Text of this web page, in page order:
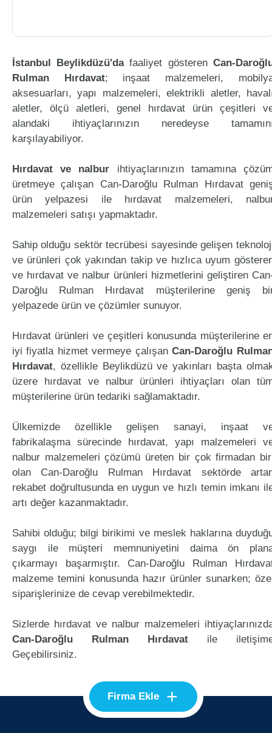
İstanbul Beylikdüzü'dafaaliyet gösteren Can-
Rulman Hırdavat; inşaat malzemeleri,
aksesuarları, yapı malzemeleri, elektrikli aletler,
aletler, ölçü aletleri, genel hırdavat ürün çeşitleri
alandaki ihtiyaçlarınızın neredeyse
karşılayabiliyor.
Hırdavat ve nalbur ihtiyaçlarınızın tamamına
üretmeye çalışan Can-Daroğlu Rulman Hırdavat
ürün yelpazesi ile hırdavat malzemeleri,
malzemeleri satışı yapmaktadır.
Sahip olduğu sektör tecrübesi sayesinde gelişen
ve ürünleri çok yakından takip ve hızlıca uyum
ve hırdavat ve nalbur ürünleri hizmetlerini geliştiren
Daroğlu Rulman Hırdavat müşterilerine geniş
yelpazede ürün ve çözümler sunuyor.
Hırdavat ürünleri ve çeşitleri konusunda müşterilerine
iyi fiyatla hizmet vermeye çalışanCan-Daroğlu
Hırdavat, özellikle Beylikdüzü ve yakınları başta
üzere hırdavat ve nalbur ürünleri ihtiyaçları olan
müşterilerine ürün tedariki sağlamaktadır.
Ülkemizde özellikle gelişen sanayi, inşaat
fabrikalaşma sürecinde hırdavat, yapı malzemeleri
nalbur malzemeleri çözümü üreten bir çok firmadan
olan Can-Daroğlu Rulman Hırdavat sektörde
rekabet doğrultusunda en uygun ve hızlı temin imkanı
artı değer kazanmaktadır.
Sahibi olduğu; bilgi birikimi ve meslek haklarına
saygı ile müşteri memnuniyetini daima ön
çıkarmayı başarmıştır. Can-Daroğlu Rulman
malzeme temini konusunda hazır ürünler sunarken;
siparişlerinize de cevap verebilmektedir.
Sizlerde hırdavat ve nalbur malzemeleri
Can-Daroğlu Rulman Hırdavat ile
Geçebilirsiniz.
Firma Ekle +